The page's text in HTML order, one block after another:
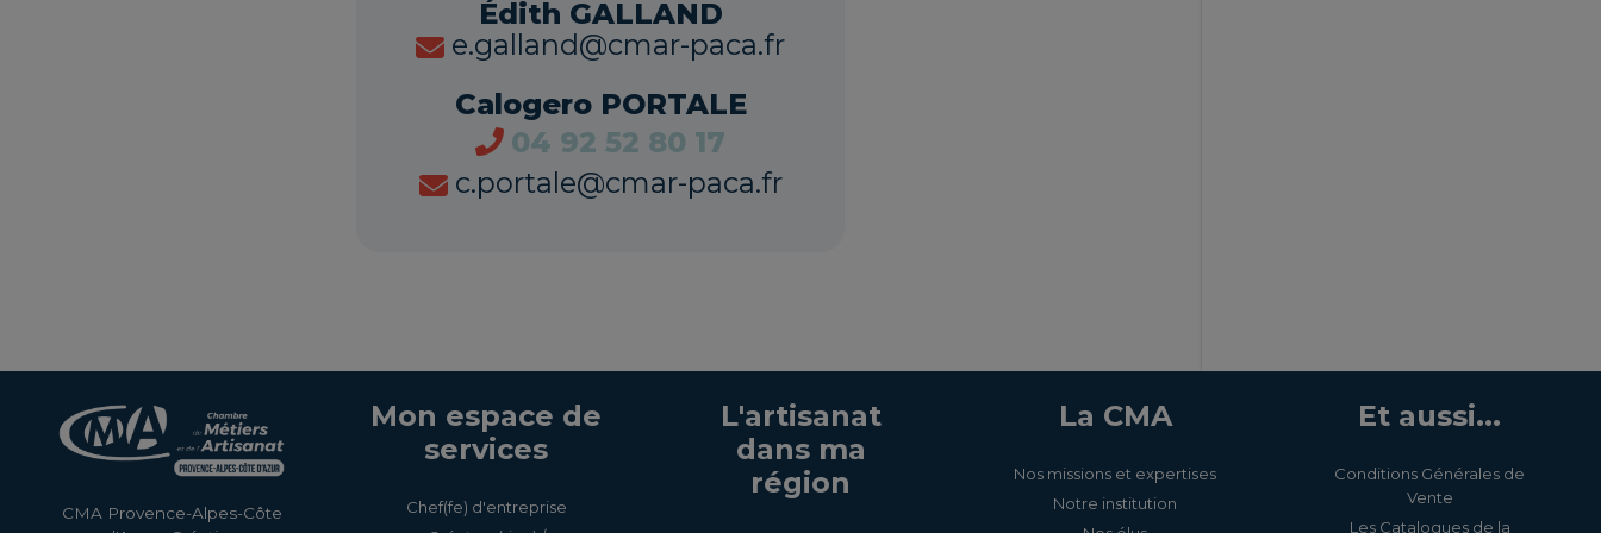
Édith GALLAND
e.galland@cmar-paca.fr
Calogero PORTALE
04 92 52 80 17
c.portale@cmar-paca.fr
CMA Provence-Alpes-Côte
Mon espace de
services
Chef(fe) d'entreprise
L'artisanat
dans ma
région
La CMA
Nos missions et expertises
Notre institution
Et aussi...
Conditions Générales de
Vente
Les Catalogues de la